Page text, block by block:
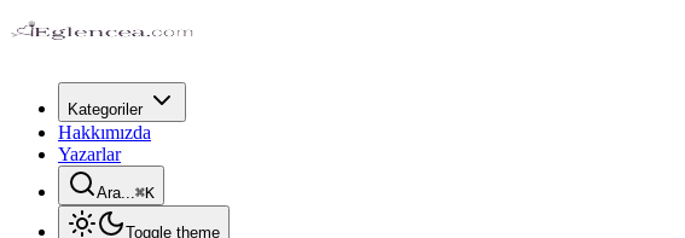
Kategoriler
Hakkımızda
Yazarlar
Ara...⌘K
Toggle theme